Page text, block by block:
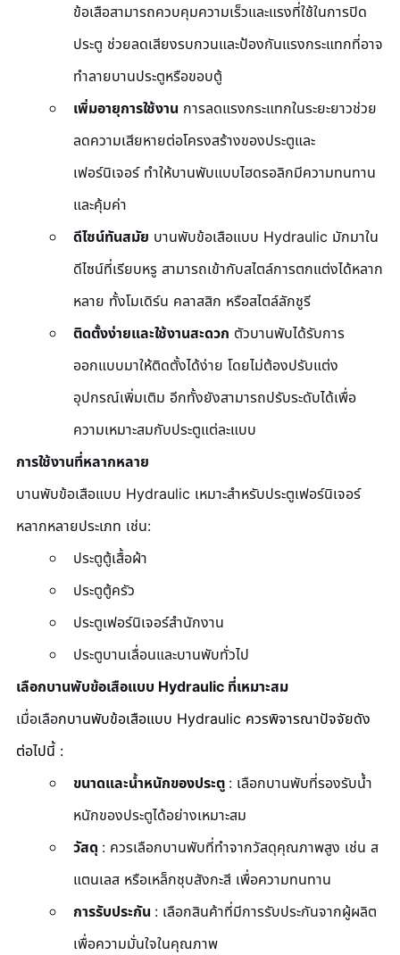
ข้อเสือสามารถควบคุมความเร็วและแรงที่ใช้ในการปิด
ประตู ช่วยลดเสียงรบกวนและป้องกันแรงกระแทกที่อาจ
ทำลายบานประตูหรือขอบตู้
เพิ่มอายุการใช้งาน การลดแรงกระแทกในระยะยาวช่วย
ลดความเสียหายต่อโครงสร้างของประตูและ
เฟอร์นิเจอร์ ทำให้บานพับแบบไฮดรอลิกมีความทนทาน
และคุ้มค่า
ดีไซน์ทันสมัย บานพับข้อเสือแบบ Hydraulic มักมาใน
ดีไซน์ที่เรียบหรู สามารถเข้ากับสไตล์การตกแต่งได้หลาก
หลาย ทั้งโมเดิร์น คลาสสิก หรือสไตล์ลักชูรี
ติดตั้งง่ายและใช้งานสะดวก ตัวบานพับได้รับการ
ออกแบบมาให้ติดตั้งได้ง่าย โดยไม่ต้องปรับแต่ง
อุปกรณ์เพิ่มเติม อีกทั้งยังสามารถปรับระดับได้เพื่อ
ความเหมาะสมกับประตูแต่ละแบบ
การใช้งานที่หลากหลาย
บานพับข้อเสือแบบ Hydraulic เหมาะสำหรับประตูเฟอร์นิเจอร์
หลากหลายประเภท เช่น:
ประตูตู้เสื้อผ้า
ประตูตู้ครัว
ประตูเฟอร์นิเจอร์สำนักงาน
ประตูบานเลื่อนและบานพับทั่วไป
เลือกบานพับข้อเสือแบบ Hydraulic ที่เหมาะสม
เมื่อเลือกบานพับข้อเสือแบบ Hydraulic ควรพิจารณาปัจจัยดัง
ต่อไปนี้ :
ขนาดและน้ำหนักของประตู : เลือกบานพับที่รองรับน้ำ
หนักของประตูได้อย่างเหมาะสม
วัสดุ : ควรเลือกบานพับที่ทำจากวัสดุคุณภาพสูง เช่น ส
แตนเลส หรือเหล็กชุบสังกะสี เพื่อความทนทาน
การรับประกัน : เลือกสินค้าที่มีการรับประกันจากผู้ผลิต
เพื่อความมั่นใจในคุณภาพ